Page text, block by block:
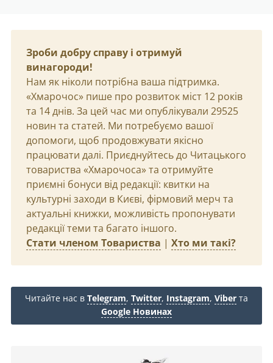
Зроби добру справу і отримуй
винагороди!
Нам як ніколи потрібна ваша підтримка.
«Хмарочос» пише про розвиток міст 12 років
та 14 днів. За цей час ми опублікували 29525
новин та статей. Ми потребуємо вашої
допомоги, щоб продовжувати якісно
працювати далі. Приєднуйтесь до Читацького
товариства «Хмарочоса» та отримуйте
приємні бонуси від редакції: квитки на
культурні заходи в Києві, фірмовий мерч та
актуальні книжки, можливість пропонувати
редакції теми та багато іншого.
Стати членом Товариства | Хто ми такі?
Читайте нас в Telegram, Twitter, Instagram, Viber та
Google Новинах